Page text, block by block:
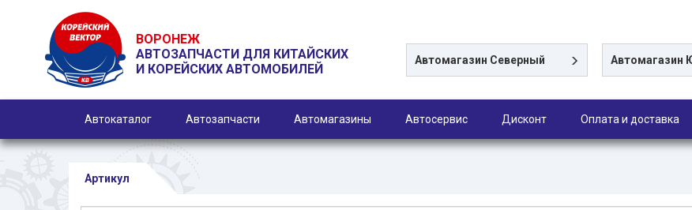
ВОРОНЕЖ
АВТОЗАПЧАСТИ ДЛЯ КИТАЙСКИХ
И КОРЕЙСКИХ АВТОМОБИЛЕЙ
Автомагазин Северный Автомагазин
Автокаталог Автозапчасти Автомагазины Автосервис Дисконт Оплата и доставка
Артикул